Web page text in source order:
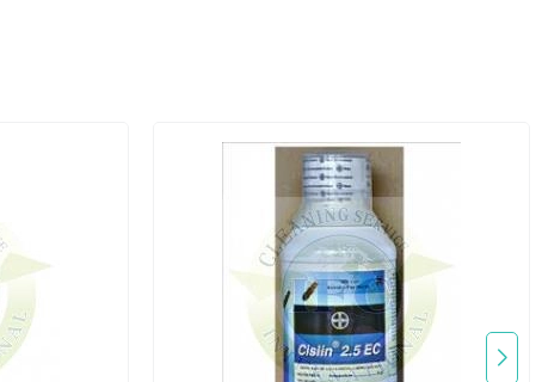
bay đến và dính chặt vào keo.
gia đình, nhà ăn, nhà hàng, khách sạn, quán cafe,... không
cơ quan, cửa hàng ăn uống… mà không cần phải phun thuốc.
lên mặt tấm dính.
bị chảy khi trời nắng, không bị se khô khi trời lạnh.